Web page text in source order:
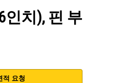
인치), 핀 부
적 요청